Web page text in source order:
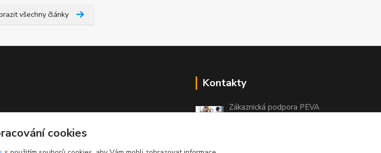
všechny články
Kontakty
Zákaznická podpora PEVA
cookies